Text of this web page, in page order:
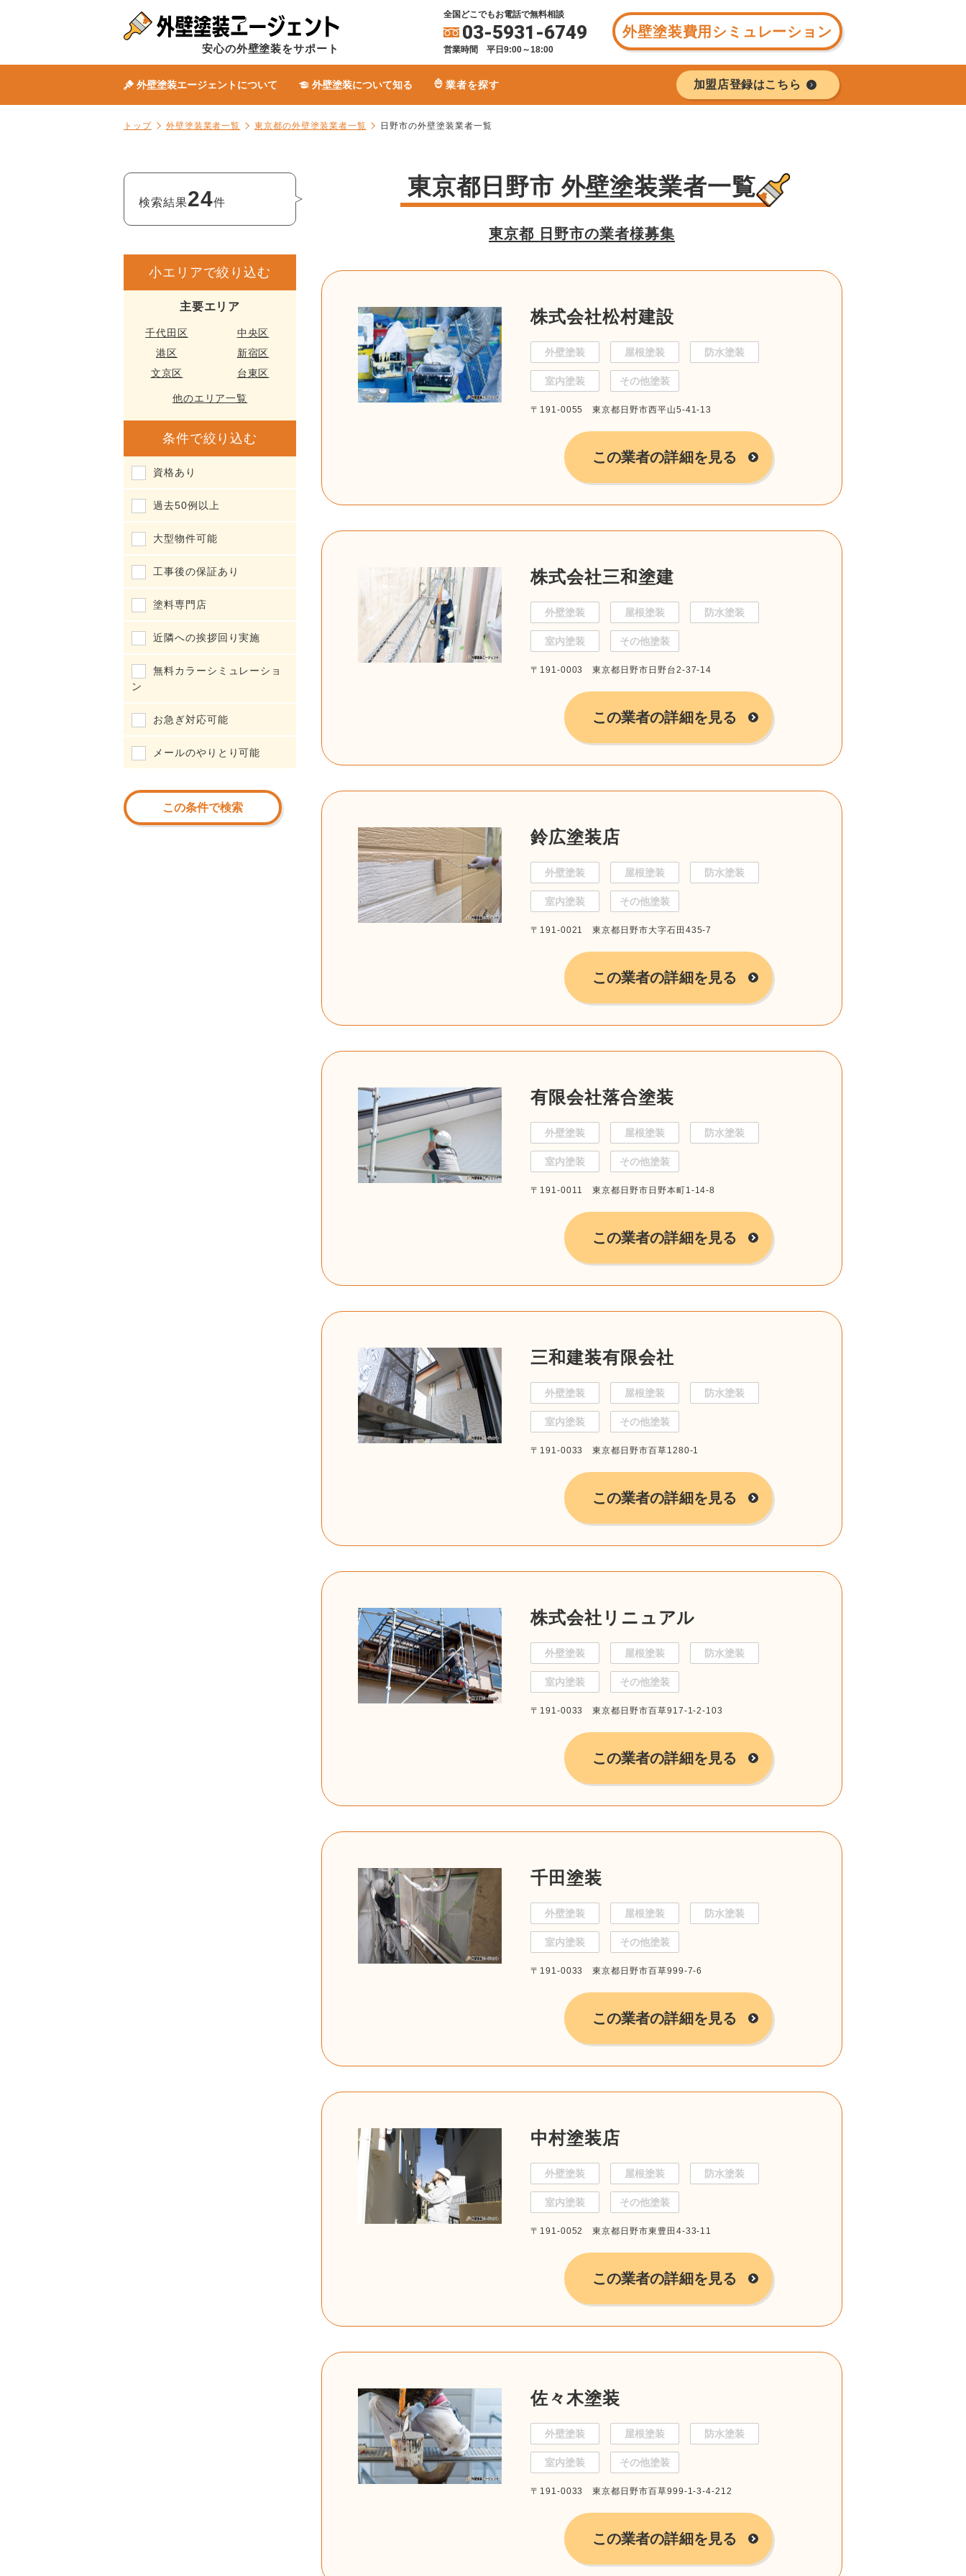
安心の外壁塗装をサポート
全国どこでもお電話で無料相談
03-5931-6749
営業時間 平日9:00～18:00
外壁塗装費用シミュレーション
外壁塗装エージェントについて 外壁塗装について知る 業者を探す 加盟店登録はこちら
トップ 外壁塗装業者一覧 東京都の外壁塗装業者一覧 日野市の外壁塗装業者一覧
検索結果24件
小エリアで絞り込む
主要エリア
千代田区
中央区
港区
新宿区
文京区
台東区
他のエリア一覧
条件で絞り込む
資格あり
過去50例以上
大型物件可能
工事後の保証あり
塗料専門店
近隣への挨拶回り実施
無料カラーシミュレーショ
ン
お急ぎ対応可能
メールのやりとり可能
この条件で検索
東京都日野市 外壁塗装業者一覧
東京都 日野市の業者様募集
株式会社松村建設
外壁塗装 屋根塗装 防水塗装
室内塗装 その他塗装
〒191-0055 東京都日野市西平山5-41-13
この業者の詳細を見る
株式会社三和塗建
外壁塗装 屋根塗装 防水塗装
室内塗装 その他塗装
〒191-0003 東京都日野市日野台2-37-14
この業者の詳細を見る
鈴広塗装店
外壁塗装 屋根塗装 防水塗装
室内塗装 その他塗装
〒191-0021 東京都日野市大字石田435-7
この業者の詳細を見る
有限会社落合塗装
外壁塗装 屋根塗装 防水塗装
室内塗装 その他塗装
〒191-0011 東京都日野市日野本町1-14-8
この業者の詳細を見る
三和建装有限会社
外壁塗装 屋根塗装 防水塗装
室内塗装 その他塗装
〒191-0033 東京都日野市百草1280-1
この業者の詳細を見る
株式会社リニュアル
外壁塗装 屋根塗装 防水塗装
室内塗装 その他塗装
〒191-0033 東京都日野市百草917-1-2-103
この業者の詳細を見る
千田塗装
外壁塗装 屋根塗装 防水塗装
室内塗装 その他塗装
〒191-0033 東京都日野市百草999-7-6
この業者の詳細を見る
中村塗装店
外壁塗装 屋根塗装 防水塗装
室内塗装 その他塗装
〒191-0052 東京都日野市東豊田4-33-11
この業者の詳細を見る
佐々木塗装
外壁塗装 屋根塗装 防水塗装
室内塗装 その他塗装
〒191-0033 東京都日野市百草999-1-3-4-212
この業者の詳細を見る